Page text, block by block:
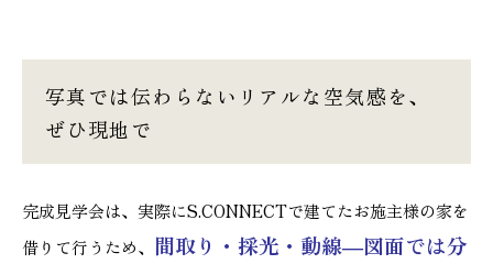
写真では伝わらないリアルな空気感を、
ぜひ現地で
完成見学会は、実際にS.CONNECTで建てたお施主様の家を
借りて行うため、 間取り・採光・動線―図面では分